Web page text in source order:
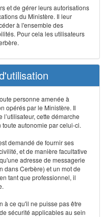
et de gérer leurs autorisations
du Ministère. Il leur
à l'ensemble des
Pour cela les utilisateurs
personne amenée à
opérés par le Ministère. Il
cette démarche
autonomie par celui-ci.
demandé de fournir ses
et de manière facultative
adresse de messagerie
dans Cerbère) et un mot de
tant que professionnel, il
à ce qu'il ne puisse pas être
sécurité applicables au sein